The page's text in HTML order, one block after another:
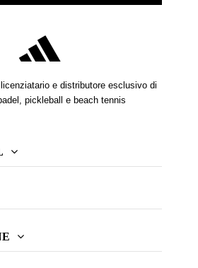
e distributore esclusivo di
pickleball e beach tennis